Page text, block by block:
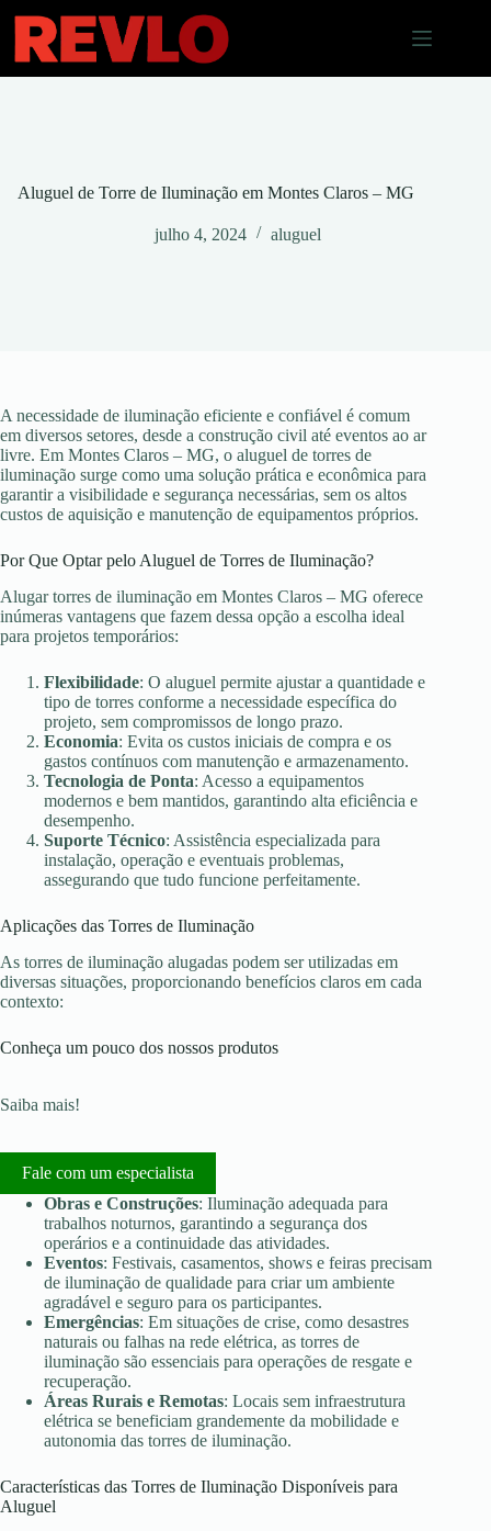
para
conteúdo
Aluguel de Torre de Iluminação em Montes Claros – MG
julho 4, 2024 aluguel
A necessidade de iluminação eficiente e confiável é comum
em diversos setores, desde a construção civil até eventos ao ar
livre. Em Montes Claros – MG, o aluguel de torres de
iluminação surge como uma solução prática e econômica para
garantir a visibilidade e segurança necessárias, sem os altos
custos de aquisição e manutenção de equipamentos próprios.
Por Que Optar pelo Aluguel de Torres de Iluminação?
Alugar torres de iluminação em Montes Claros – MG oferece
inúmeras vantagens que fazem dessa opção a escolha ideal
para projetos temporários:
Flexibilidade: O aluguel permite ajustar a quantidade e
tipo de torres conforme a necessidade específica do
projeto, sem compromissos de longo prazo.
Economia: Evita os custos iniciais de compra e os
gastos contínuos com manutenção e armazenamento.
Tecnologia de Ponta: Acesso a equipamentos
modernos e bem mantidos, garantindo alta eficiência e
desempenho.
Suporte Técnico: Assistência especializada para
instalação, operação e eventuais problemas,
assegurando que tudo funcione perfeitamente.
Aplicações das Torres de Iluminação
As torres de iluminação alugadas podem ser utilizadas em
diversas situações, proporcionando benefícios claros em cada
contexto:
Conheça um pouco dos nossos produtos
Saiba mais!
Fale com um especialista
Obras e Construções: Iluminação adequada para
trabalhos noturnos, garantindo a segurança dos
operários e a continuidade das atividades.
Eventos: Festivais, casamentos, shows e feiras precisam
de iluminação de qualidade para criar um ambiente
agradável e seguro para os participantes.
Emergências: Em situações de crise, como desastres
naturais ou falhas na rede elétrica, as torres de
iluminação são essenciais para operações de resgate e
recuperação.
Áreas Rurais e Remotas: Locais sem infraestrutura
elétrica se beneficiam grandemente da mobilidade e
autonomia das torres de iluminação.
Características das Torres de Iluminação Disponíveis para
Aluguel